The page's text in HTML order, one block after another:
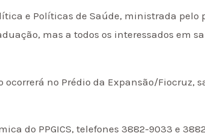
e Políticas de Saúde, ministrada pelo
mas a todos os interessados em
no Prédio da Expansão/Fiocruz,
do PPGICS, telefones 3882-9033 e